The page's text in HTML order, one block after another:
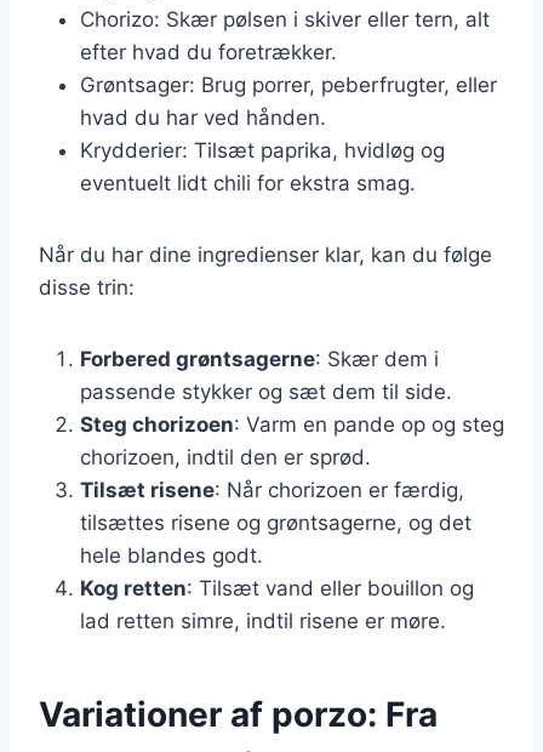
Chorizo: Skær pølsen i skiver eller tern, alt
efter hvad du foretrækker.
Grøntsager: Brug porrer, peberfrugter, eller
hvad du har ved hånden.
Krydderier: Tilsæt paprika, hvidløg og
eventuelt lidt chili for ekstra smag.
Når du har dine ingredienser klar, kan du følge
disse trin:
Forbered grøntsagerne: Skær dem i
passende stykker og sæt dem til side.
Steg chorizoen: Varm en pande op og steg
chorizoen, indtil den er sprød.
Tilsæt risene: Når chorizoen er færdig,
tilsættes risene og grøntsagerne, og det
hele blandes godt.
Kog retten: Tilsæt vand eller bouillon og
lad retten simre, indtil risene er møre.
Variationer af porzo: Fra